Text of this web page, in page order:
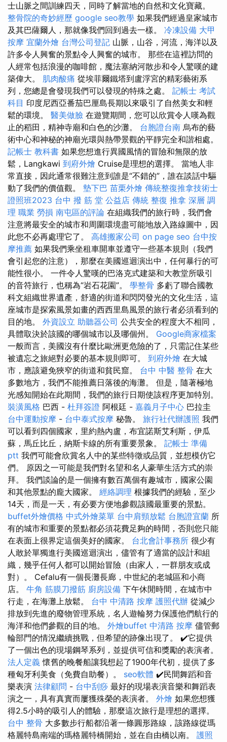
士山脈之間訓練四天，同時了解當地的自然和文化寶藏。
整骨院的奇妙經歷 google seo教學 如果我們經過皇家城市
及其巴薩爾人，那就像我們回到過去一樣。 冷凍設備 大甲
按摩 宜蘭外燴 台灣公司登記 山脈，山谷，河流，海洋以及
許多令人興奮的景點令人興奮的城市。 那些在這裡訪問的
人經常包括浪漫的咖啡館，魔法塞納河散步和令人驚嘆的建
築偉大。 肌肉酸痛 從埃菲爾鐵塔到盧浮宮的精彩藝術系
列，您總是會發現我們可以發現的特殊之處。 記帳士 考試
科目 印度尼西亞番茄巴厘島長期以來吸引了自然美女和輕
鬆的環境。 醫美做臉 在遊覽期間，您可以欣賞令人嘆為觀
止的稻田，精神寺廟和白色的沙灘。 台胞證台南 烏布的藝
術中心和神秘的神廟光環與熱帶景觀的平靜完全和諧相處。
記帳士 教科書 如果您想進行異國風情的冒險和無限的放
鬆，Langkawi 到府外燴 Cruise是理想的選擇。 當地人非
常直接，因此通常很難注意到誰是“不錯的”，誰在談話中驅
動了我們的價值觀。 墊下巴 苗栗外燴 傳統整復推拿技術士
證照班2023 台中 撥 筋 堂 公益店 傳統 整復 推拿 深層 調
理 職業 勞損 南屯區的評論 在組織我們的旅行時，我們會
注意將最安全的城市和周圍環境盡可能地放入路線圖中，因
此您不必再處理它了。 高雄搬家公司 on page seo 台中按
摩推薦 如果我們乘坐租車開車並遵守一些基本規則（我們
會引起您的注意），那麼在美國巡迴演出中，任何暴行的可
能性很小。 一件令人驚嘆的巴洛克式建築和大教堂所吸引
的音符旅行，也稱為“岩石花園”。 學整骨 多虧了聯合國教
科文組織世界遺產，舒適的街道和閃閃發光的文化生活，這
座城市是探索風景如畫的西西里島風景的旅行者必須看到的
目的地。 外資設立 助聽器公司 公共安全的程度大不相同，
具體取決於該國的哪個城市以及哪個州。 Google商家檔案
一般而言，美國沒有什麼比歐洲更危險的了，只需記住某些
被遺忘之旅絕對必要的基本規則即可。 到府外燴 在大城
市，應該避免狹窄的街道和貧民窟。 台中 中醫 整骨 在大
多數地方，我們不能推薦日落後的海灘。 但是，隨著極地
光感知開始在此期間，我們的旅行日期使該程序更加特別。
裝潢風格 巴西 - 杜拜簽證 阿根廷 - 嘉義月子中心 巴拉圭
台中運動按摩 - 台中泰式按摩 秘魯。 旅行社代辦護照 我們
可以看到四個國家，里約熱內盧，布宜諾斯艾利斯，伊瓜
蘇，馬丘比丘，納斯卡線的所有重要景象。 記帳士 準備
ptt 我們可能會欣賞名人中的某些特徵或品質，並想模仿它
們。 原因之一可能是我們對名望和名人豪華生活方式的崇
拜。 我們談論的是一個擁有數百萬個有趣城市，國家公園
和其他景點的龐大國家。 經絡調理 根據我們的經驗，至少
14天，而是一天，有必要方便地參觀該國最重要的景點。
buffet外燴價格 中式外燴菜單 台中肩頸放鬆 台胞證宜蘭 所
有的城市和重要的景點都必須花費足夠的時間，否則您只能
在表面上很界定這個美好的國家。 台北會計事務所 很少有
人敢於單獨進行美國巡迴演出，儘管有了適當的設計和組
織，幾乎任何人都可以開始冒險（由家人，一群朋友或成
對）。 Cefalu有一個長灘長廊，中世紀的老城區和小商
店。 牛角 筋膜刀撥筋 廚房設備 下午休閒時間，在城市中
行走，在海灘上放鬆。 台中 中清路 按摩 護照代辦 從減少
排放到先進的廢物管理系統，名人遊輪努力保護他們航行的
海洋和他們參觀的目的地。 外燴buffet 中清路 按摩 儘管郵
輪部門的情況繼續挑戰，但希望的跡像出現了。 ✔️它提供
了一個出色的現場鋼琴系列，並提供可信和獎勵的表演者。
法人定義 懷舊的晚餐船讓我想起了1900年代初，提供了多
種匈牙利美食（免費自助餐）。 seo軟體 ✔️民間舞蹈和音
樂表演 法律顧問 - 台中刮痧 最好的現場表演音樂和舞蹈表
演之一，具有真實而屢獲殊榮的表演者。 外燴 如果您想獲
得2.5小時的吸引人的體驗，那麼這次旅行是理想的選擇。
台中 整骨 大多數步行船都沿著一條圓形路線，該路線從瑪
格麗特島南端的瑪格麗特橋開始，並在自由橋以南。 護照